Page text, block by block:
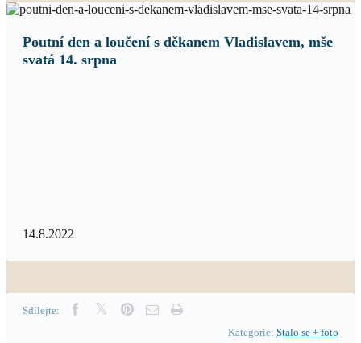
Poutní den a loučení s děkanem Vladislavem, mše
svatá 14. srpna
14.8.2022
Sdílejte:
Kategorie: Stalo se + foto